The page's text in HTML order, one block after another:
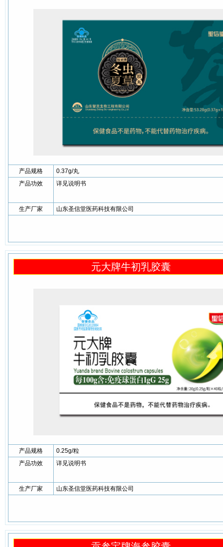
产品规格
0.37g/丸
产品功效
详见说明书
生产厂家 山东圣信堂医药科技有限公司
元大牌牛初乳胶囊
产品规格
0.25g/粒
产品功效
详见说明书
生产厂家 山东圣信堂医药科技有限公司